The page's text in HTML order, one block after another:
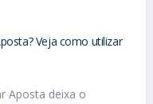
Veja como utilizar
Aposta deixa o